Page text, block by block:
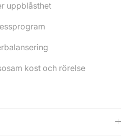
uppblåsthet
kost och rörelse